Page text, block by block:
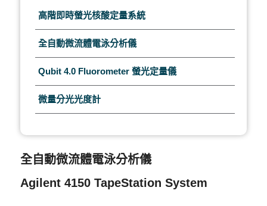
高階即時螢光核酸定量系統
全自動微流體電泳分析儀
Qubit 4.0 Fluorometer 螢光定量儀
微量分光光度計
全自動微流體電泳分析儀
Agilent 4150 TapeStation System